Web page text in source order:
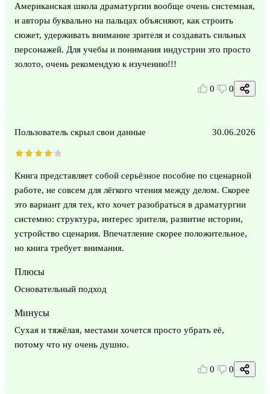
Американская школа драматургии вообще очень системная,
и авторы буквально на пальцах объясняют, как строить
сюжет, удерживать внимание зрителя и создавать сильных
персонажей. Для учебы и понимания индустрии это просто
золото, очень рекомендую к изучению!!!
0 0
Пользователь скрыл свои данные 30.06.2026
Книга представляет собой серьёзное пособие по сценарной
работе, не совсем для лёгкого чтения между делом. Скорее
это вариант для тех, кто хочет разобраться в драматургии
системно: структура, интерес зрителя, развитие истории,
устройство сценария. Впечатление скорее положительное,
но книга требует внимания.
Плюсы
Основательный подход
Минусы
Сухая и тяжёлая, местами хочется просто убрать её,
потому что ну очень душно.
0 0